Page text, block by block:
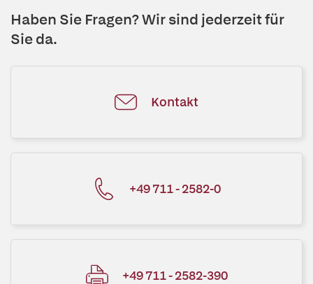
Haben Sie Fragen? Wir sind jederzeit für
Sie da.
Kontakt
+49 711 - 2582-0
+49 711 - 2582-390